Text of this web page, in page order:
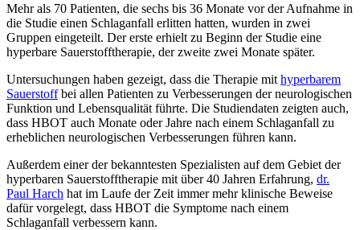
Mehr als 70 Patienten, die sechs bis 36 Monate vor der Aufnahme in
die Studie einen Schlaganfall erlitten hatten, wurden in zwei
Gruppen eingeteilt. Der erste erhielt zu Beginn der Studie eine
hyperbare Sauerstofftherapie, der zweite zwei Monate später.
Untersuchungen haben gezeigt, dass die Therapie mit hyperbarem
Sauerstoffbei allen Patienten zu Verbesserungen der neurologischen
Funktion und Lebensqualität führte. Die Studiendaten zeigten auch,
dass HBOT auch Monate oder Jahre nach einem Schlaganfall zu
erheblichen neurologischen Verbesserungen führen kann.
Außerdem einer der bekanntesten Spezialisten auf dem Gebiet der
hyperbaren Sauerstofftherapie mit über 40 Jahren Erfahrung, dr.
Paul Harch hat im Laufe der Zeit immer mehr klinische Beweise
dafür vorgelegt, dass HBOT die Symptome nach einem
Schlaganfall verbessern kann.